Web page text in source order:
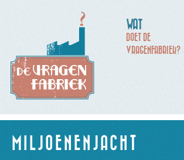
WAT
DOET DE
VRAGENFABRIEK?
MILJOENENJACHT